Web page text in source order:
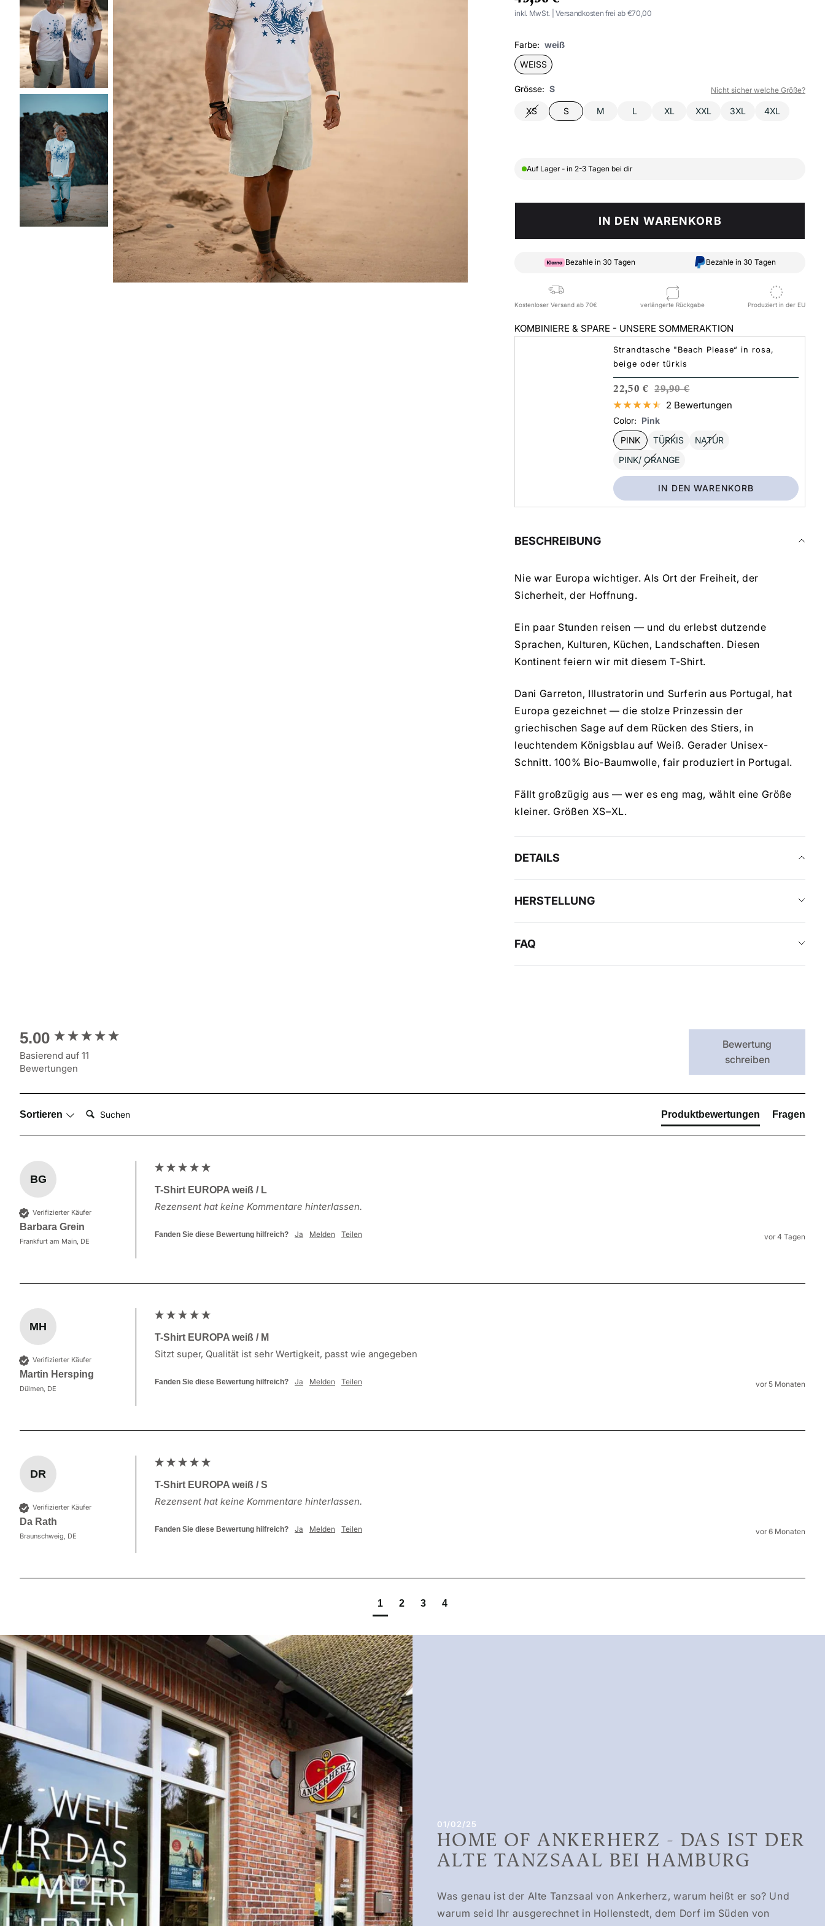
inkl. MwSt. | Versandkosten frei ab €70,00
Farbe: weiß
WEISS
Grösse: S Nicht sicher welche Größe?
XS S M L XL XXL 3XL 4XL
Auf Lager - in 2-3 Tagen bei dir
IN DEN WARENKORB
Bezahle in 30 Tagen Bezahle in 30 Tagen
Kostenloser Versand ab 70€ verlängerte Rückgabe Produziert in der EU
KOMBINIERE & SPARE - UNSERE SOMMERAKTION
Strandtasche "Beach Please“ in rosa,
beige oder türkis
ANGEBOTSPREIS
22,50 € REGULÄRER PREIS
29,90 €
2 Bewertungen
Color: Pink
PINK
TÜRKIS
NATUR
PINK/ ORANGE
IN DEN WARENKORB
BESCHREIBUNG
Nie war Europa wichtiger. Als Ort der Freiheit, der
Sicherheit, der Hoffnung.
Ein paar Stunden reisen — und du erlebst dutzende
Sprachen, Kulturen, Küchen, Landschaften. Diesen
Kontinent feiern wir mit diesem T-Shirt.
Dani Garreton, Illustratorin und Surferin aus Portugal, hat
Europa gezeichnet — die stolze Prinzessin der
griechischen Sage auf dem Rücken des Stiers, in
leuchtendem Königsblau auf Weiß. Gerader Unisex-
Schnitt. 100% Bio-Baumwolle, fair produziert in Portugal.
Fällt großzügig aus — wer es eng mag, wählt eine Größe
kleiner. Größen XS–XL.
DETAILS
HERSTELLUNG
FAQ
5.00
Basierend auf 11
Bewertungen
Bewertung
schreiben
Sortieren Suchen: Produktbewertungen Fragen
BG
Verifizierter Käufer
Barbara Grein
Frankfurt am Main, DE
T-Shirt EUROPA weiß / L
Rezensent hat keine Kommentare hinterlassen.
Fanden Sie diese Bewertung hilfreich? Ja Melden Teilen vor 4 Tagen
MH
Verifizierter Käufer
Martin Hersping
Dülmen, DE
T-Shirt EUROPA weiß / M
Fanden Sie diese Bewertung hilfreich? Ja Melden Teilen vor 5 Monaten
DR
Verifizierter Käufer
Da Rath
Braunschweig, DE
T-Shirt EUROPA weiß / S
Rezensent hat keine Kommentare hinterlassen.
Fanden Sie diese Bewertung hilfreich? Ja Melden Teilen vor 6 Monaten
1 2 3 4
New content loaded
01/02/25
HOME OF ANKERHERZ - DAS IST DER
ALTE TANZSAAL BEI HAMBURG
Was genau ist der Alte Tanzsaal von Ankerherz, warum heißt er so? Und
warum seid Ihr ausgerechnet in Hollenstedt, dem Dorf im Süden von